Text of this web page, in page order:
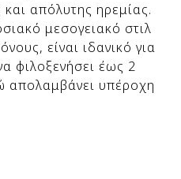
και απόλυτης ηρεμίας.
μεσογειακό στιλ
είναι ιδανικό για
φιλοξενήσει έως 2
απολαμβάνει υπέροχη